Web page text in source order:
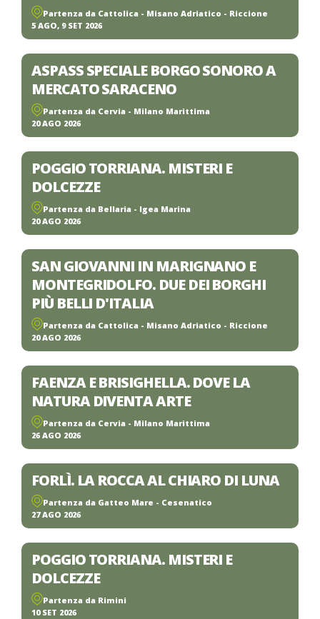
Partenza da Cattolica - Misano Adriatico - Riccione
5 AGO, 9 SET 2026
ASPASS SPECIALE BORGO SONORO A
MERCATO SARACENO
Partenza da Cervia - Milano Marittima
20 AGO 2026
POGGIO TORRIANA. MISTERI E
DOLCEZZE
Partenza da Bellaria - Igea Marina
20 AGO 2026
SAN GIOVANNI IN MARIGNANO E
MONTEGRIDOLFO. DUE DEI BORGHI
PIÙ BELLI D'ITALIA
Partenza da Cattolica - Misano Adriatico - Riccione
20 AGO 2026
FAENZA E BRISIGHELLA. DOVE LA
NATURA DIVENTA ARTE
Partenza da Cervia - Milano Marittima
26 AGO 2026
FORLÌ. LA ROCCA AL CHIARO DI LUNA
Partenza da Gatteo Mare - Cesenatico
27 AGO 2026
POGGIO TORRIANA. MISTERI E
DOLCEZZE
Partenza da Rimini
10 SET 2026